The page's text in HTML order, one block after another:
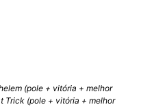
(pole + vitória + melhor
Trick (pole + vitória + melhor